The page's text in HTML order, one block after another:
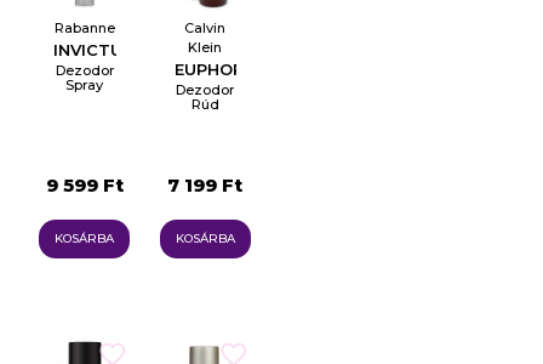
Rabanne
INVICTUS
Dezodor
Spray
9 599 Ft
KOSÁRBA
Calvin
Klein
EUPHORIA
Dezodor
Rúd
7 199 Ft
KOSÁRBA